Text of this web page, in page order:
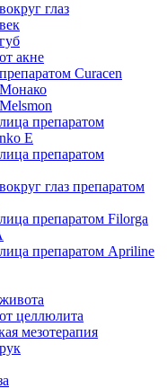
глаз
акне
Curacen
препаратом
E
препаратом
глаз препаратом
препаратом Filorga
препаратом Apriline
целлюлита
мезотерапия